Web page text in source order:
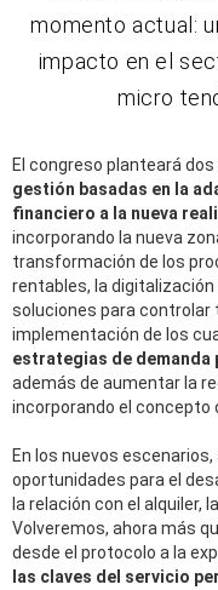
momento actual:
impacto en el
micro
El congreso planteará dos
gestión basadas en la
financiero a la nueva
incorporando la nueva
transformación de los
rentables, la
soluciones para controlar
implementación de los
estrategias de demanda
además de aumentar la
incorporando el concepto
En los nuevos
oportunidades para el
la relación con el alquiler,
Volveremos, ahora más
desde el protocolo a la
las claves del servicio